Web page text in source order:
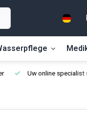
Uw online specialist